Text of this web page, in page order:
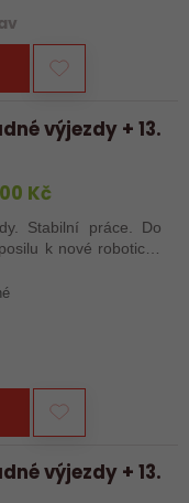
výjezdy + 13.
Kč
Stabilní práce. Do
k nové robotické
výjezdy + 13.